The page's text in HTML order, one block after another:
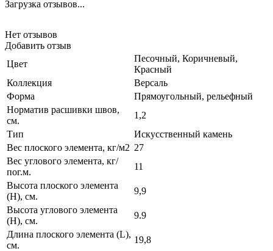
Загрузка отзывов...
Нет отзывов
Добавить отзыв
Цвет
Песочный, Коричневый,
Красный
Коллекция
Версаль
Форма
Прямоугольный, рельефный
Норматив расшивки швов,
см.
1,2
Тип
Искусственный камень
Вес плоского элемента, кг/м2 27
Вес углового элемента, кг/
пог.м.
11
Высота плоского элемента
(H), см.
9,9
Высота углового элемента
(H), см.
9.9
Длина плоского элемента (L),
см.
19,8